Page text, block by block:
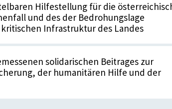
Hilfestellung für die
und des der Bedrohungslage
Infrastruktur des Landes
solidarischen Beitrages zur
der humanitären Hilfe und der